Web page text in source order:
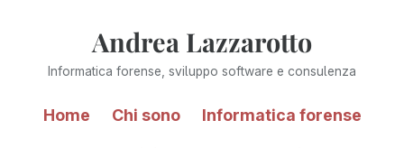
Andrea Lazzarotto
Informatica forense, sviluppo software e consulenza
Home Chi sono Informatica forense